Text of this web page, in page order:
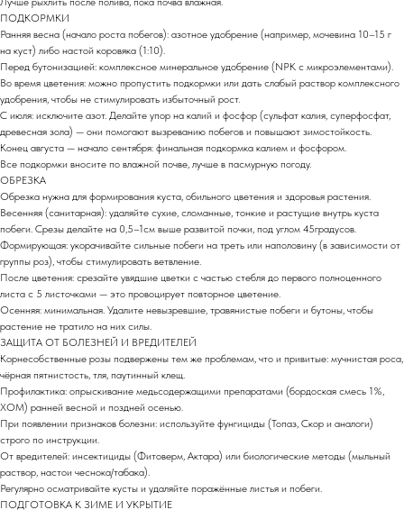
ПОДКОРМКИ
Ранняя весна (начало роста побегов): азотное удобрение (например, мочевина 10–15 г
на куст) либо настой коровяка (1:10).
Перед бутонизацией: комплексное минеральное удобрение (NPK с микроэлементами).
Во время цветения: можно пропустить подкормки или дать слабый раствор комплексного
удобрения, чтобы не стимулировать избыточный рост.
С июля: исключите азот. Делайте упор на калий и фосфор (сульфат калия, суперфосфат,
древесная зола) — они помогают вызреванию побегов и повышают зимостойкость.
Конец августа — начало сентября: финальная подкормка калием и фосфором.
Все подкормки вносите по влажной почве, лучше в пасмурную погоду.
ОБРЕЗКА
Обрезка нужна для формирования куста, обильного цветения и здоровья растения.
Весенняя (санитарная): удаляйте сухие, сломанные, тонкие и растущие внутрь куста
побеги. Срезы делайте на 0,5–1см выше развитой почки, под углом 45градусов.
Формирующая: укорачивайте сильные побеги на треть или наполовину (в зависимости от
группы роз), чтобы стимулировать ветвление.
После цветения: срезайте увядшие цветки с частью стебля до первого полноценного
листа с 5 листочками — это провоцирует повторное цветение.
Осенняя: минимальная. Удалите невызревшие, травянистые побеги и бутоны, чтобы
растение не тратило на них силы.
ЗАЩИТА ОТ БОЛЕЗНЕЙ И ВРЕДИТЕЛЕЙ
Корнесобственные розы подвержены тем же проблемам, что и привитые: мучнистая роса,
чёрная пятнистость, тля, паутинный клещ.
Профилактика: опрыскивание медьсодержащими препаратами (бордоская смесь 1%,
ХОМ) ранней весной и поздней осенью.
При появлении признаков болезни: используйте фунгициды (Топаз, Скор и аналоги)
строго по инструкции.
От вредителей: инсектициды (Фитоверм, Актара) или биологические методы (мыльный
раствор, настои чеснока/табака).
Регулярно осматривайте кусты и удаляйте поражённые листья и побеги.
ПОДГОТОВКА К ЗИМЕ И УКРЫТИЕ